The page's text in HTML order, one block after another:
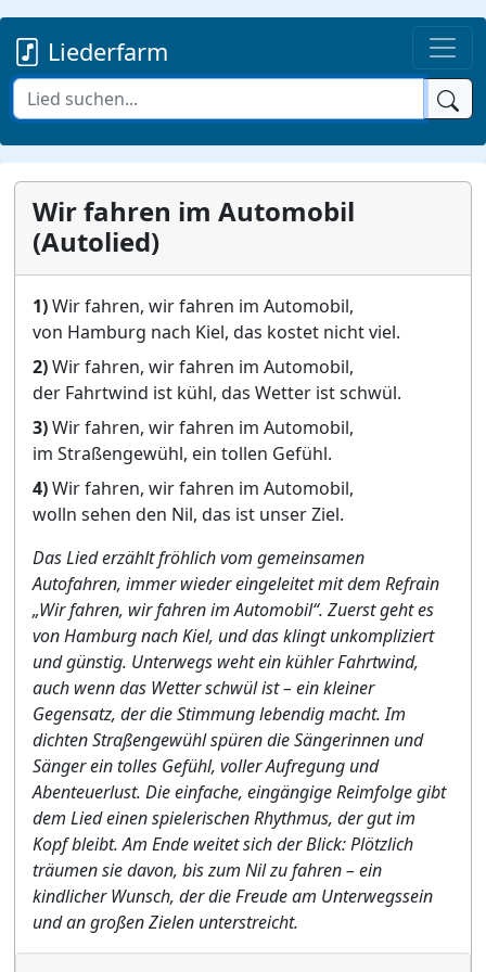
Liederfarm
Wir fahren im Automobil
(Autolied)
1)Wir fahren, wir fahren im Automobil,
von Hamburg nach Kiel, das kostet nicht viel.
2)Wir fahren, wir fahren im Automobil,
der Fahrtwind ist kühl, das Wetter ist schwül.
3)Wir fahren, wir fahren im Automobil,
im Straßengewühl, ein tollen Gefühl.
4)Wir fahren, wir fahren im Automobil,
wolln sehen den Nil, das ist unser Ziel.
Das Lied erzählt fröhlich vom gemeinsamen
Autofahren, immer wieder eingeleitet mit dem Refrain
„Wir fahren, wir fahren im Automobil“. Zuerst geht es
von Hamburg nach Kiel, und das klingt unkompliziert
und günstig. Unterwegs weht ein kühler Fahrtwind,
auch wenn das Wetter schwül ist – ein kleiner
Gegensatz, der die Stimmung lebendig macht. Im
dichten Straßengewühl spüren die Sängerinnen und
Sänger ein tolles Gefühl, voller Aufregung und
Abenteuerlust. Die einfache, eingängige Reimfolge gibt
dem Lied einen spielerischen Rhythmus, der gut im
Kopf bleibt. Am Ende weitet sich der Blick: Plötzlich
träumen sie davon, bis zum Nil zu fahren – ein
kindlicher Wunsch, der die Freude am Unterwegssein
und an großen Zielen unterstreicht.